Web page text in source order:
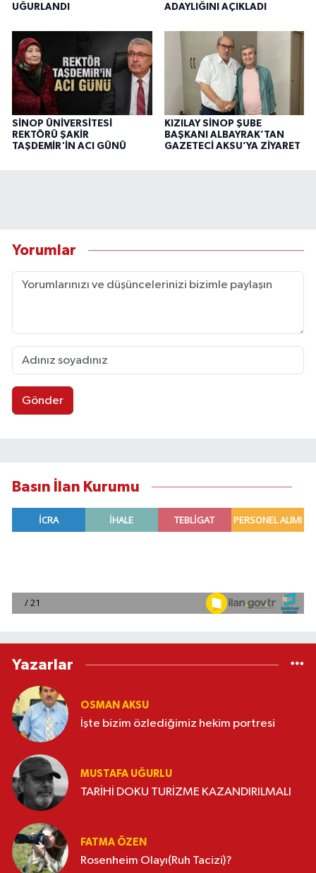
UĞURLANDI
ADAYLIĞINI AÇIKLADI
SİNOP ÜNİVERSİTESİ
REKTÖRÜ ŞAKİR
TAŞDEMİR'İN ACI GÜNÜ
KIZILAY SİNOP ŞUBE
BAŞKANI ALBAYRAK’TAN
GAZETECİ AKSU’YA ZİYARET
Yorumlar
Gönder
Basın İlan Kurumu
Yazarlar
OSMAN AKSU
İşte bizim özlediğimiz hekim portresi
MUSTAFA UĞURLU
TARİHİ DOKU TURİZME KAZANDIRILMALI
FATMA ÖZEN
Rosenheim Olayı(Ruh Tacizi)?